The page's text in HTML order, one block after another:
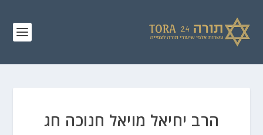
הרב יחיאל מויאל חנוכה חג